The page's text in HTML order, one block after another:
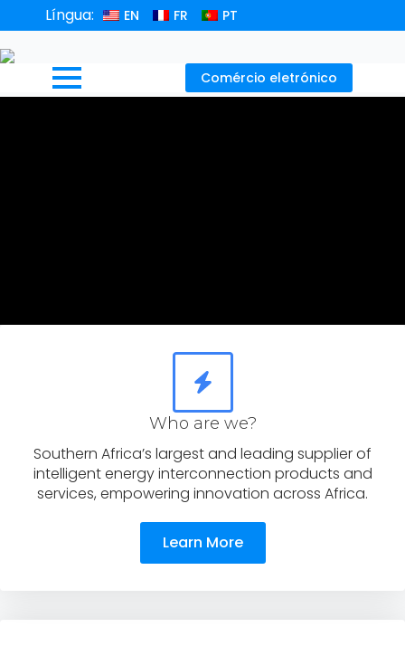
Língua: EN FR PT
Comércio eletrónico
Who are we?
Southern Africa’s largest and leading supplier of
intelligent energy interconnection products and
services, empowering innovation across Africa.
Learn More